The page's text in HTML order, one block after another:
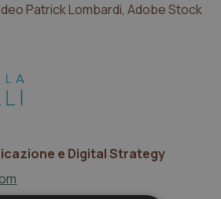
Patrick Lombardi, Adobe Stock
e Digital Strategy